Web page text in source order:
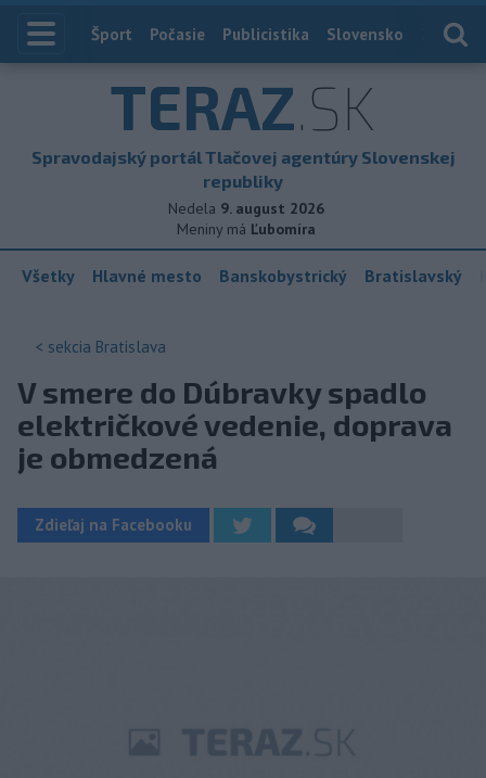
Index
Šport Počasie Publicistika Slovensko
TERAZ.SK
Spravodajský portál Tlačovej agentúry Slovenskej
republiky
Nedela 9. august 2026
Meniny má Ľubomíra
Všetky Hlavné mesto Banskobystrický Bratislavský
< sekcia Bratislava
V smere do Dúbravky spadlo
električkové vedenie, doprava
je obmedzená
Zdieľaj na Facebooku